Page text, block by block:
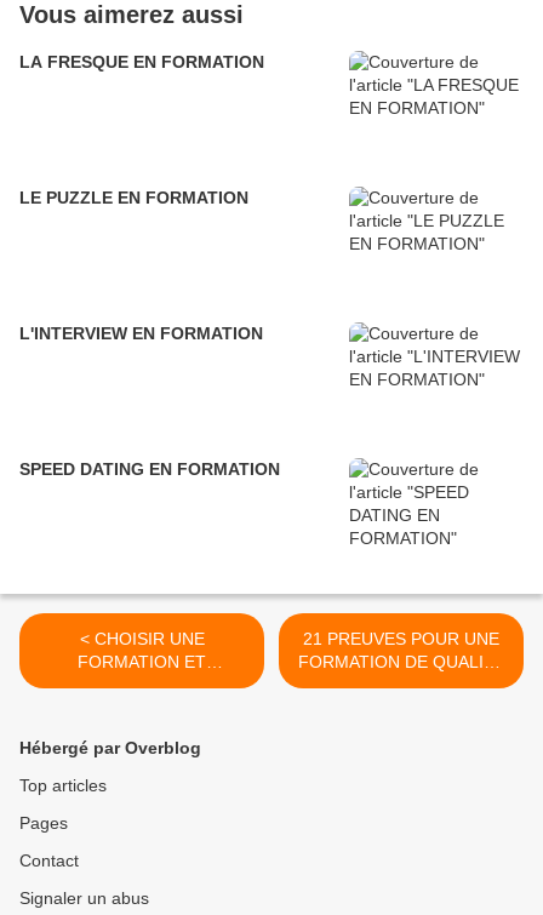
Vous aimerez aussi
LA FRESQUE EN FORMATION
LE PUZZLE EN FORMATION
L'INTERVIEW EN FORMATION
SPEED DATING EN FORMATION
< CHOISIR UNE
FORMATION ET
MANAGER PAR LE SENS
21 PREUVES POUR UNE
FORMATION DE QUALITE
>
Hébergé par Overblog
Top articles
Pages
Contact
Signaler un abus